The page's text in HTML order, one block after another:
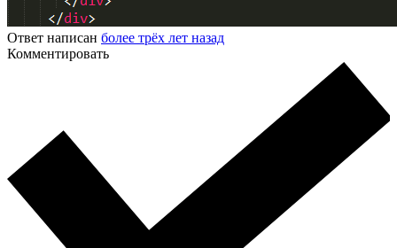
Ответ написан более трёх лет назад
Комментировать